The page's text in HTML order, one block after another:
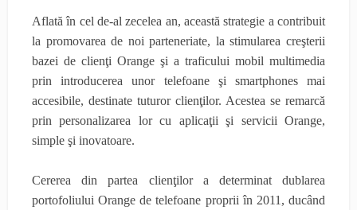
Aflată în cel de-al zecelea an, această strategie a contribuit
la promovarea de noi parteneriate, la stimularea creşterii
bazei de clienţi Orange şi a traficului mobil multimedia
prin introducerea unor telefoane şi smartphones mai
accesibile, destinate tuturor clienţilor. Acestea se remarcă
prin personalizarea lor cu aplicaţii şi servicii Orange,
simple şi inovatoare.
Cererea din partea clienţilor a determinat dublarea
portofoliului Orange de telefoane proprii în 2011, ducând